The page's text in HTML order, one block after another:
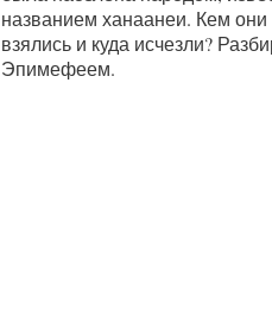
названием ханаанеи. Кем они
взялись и куда исчезли?
Эпимефеем.